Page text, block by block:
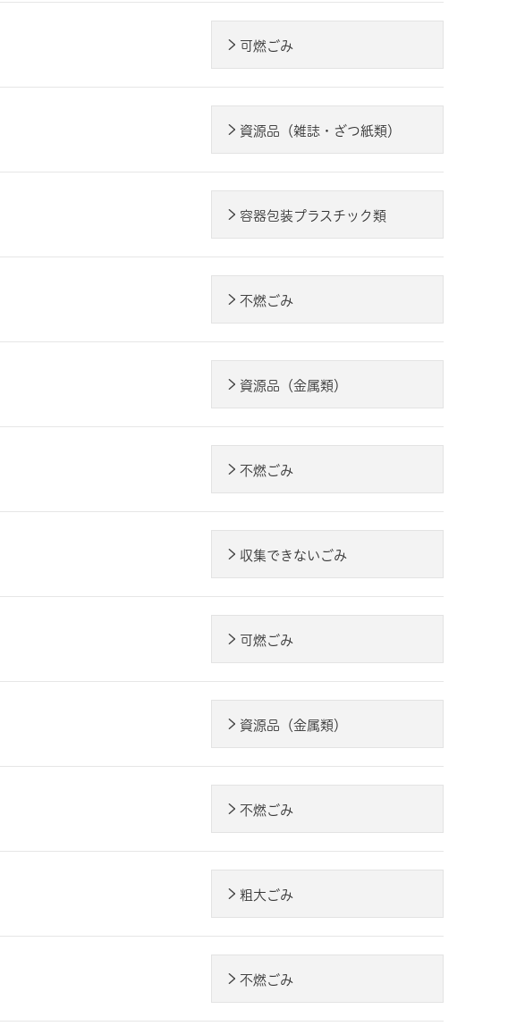
可燃ごみ
資源品（雑誌・ざつ紙類）
容器包装プラスチック類
不燃ごみ
資源品（金属類）
不燃ごみ
収集できないごみ
可燃ごみ
資源品（金属類）
不燃ごみ
粗大ごみ
不燃ごみ